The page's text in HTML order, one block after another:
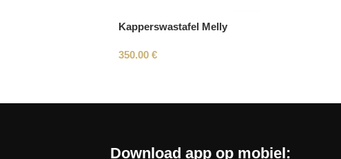
Kapperswastafel Melly
350.00€
Download app op mobiel: